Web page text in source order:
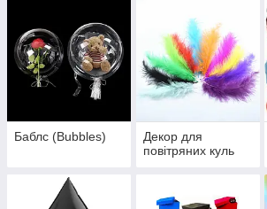
Баблс (Bubbles)
Декор для
повітряних куль